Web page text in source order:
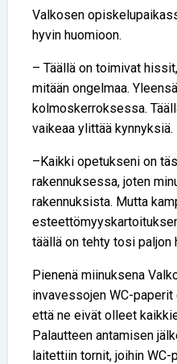
Valkosen
hyvin huomioon.
– Täällä on toimivat
mitään ongelmaa.
kolmoskerroksessa.
vaikeaa ylittää kynnyksiä.
–Kaikki opetukseni on
rakennuksessa, joten
rakennuksista. Mutta
täällä on tehty tosi paljon
Pienenä miinuksena
invavessojen WC-
että ne eivät olleet
Palautteen antamisen
laitettiin tornit, joihin